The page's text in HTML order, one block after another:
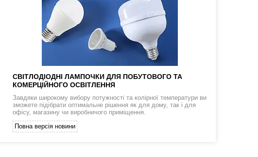
СВІТЛОДІОДНІ ЛАМПОЧКИ ДЛЯ ПОБУТОВОГО ТА
КОМЕРЦІЙНОГО ОСВІТЛЕННЯ
Завдяки широкому вибору потужності та колірної температури ви
зможете підібрати оптимальне рішення як для дому, так і для
офісу, магазину чи виробничого приміщення.
Повна версія новини